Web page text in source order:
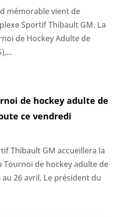
mémorable vient de
Sportif Thibault GM. La
de Hockey Adulte de
de hockey adulte de
ce vendredi
Thibault GM accueillera la
Tournoi de hockey adulte de
26 avril. Le président du